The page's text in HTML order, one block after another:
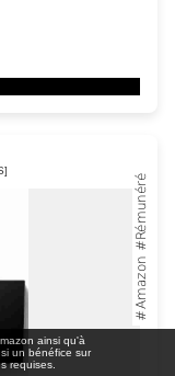
ainsi qu'à
un bénéfice sur
requises.